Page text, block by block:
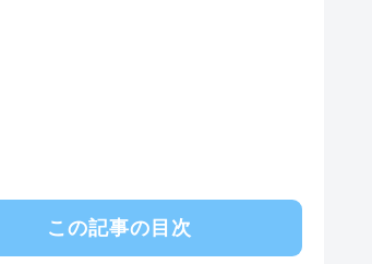
この記事の目次